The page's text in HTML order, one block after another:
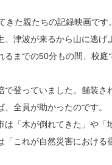
た親たちの記録映画です。
津波が来るから山に逃げ
るまでの50分もの間、校庭
登っていました。舗装さ
、全員が助かったのです
「木が倒れてきた」や「
これが自然災害における